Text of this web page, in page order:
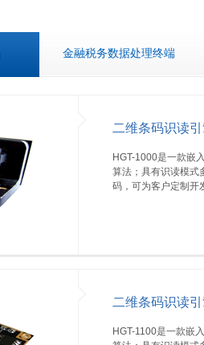
金融税务数据处理终端
二维条码识读
HGT-1000是一款嵌
算法；具有识读模式
码，可为客户定制开
二维条码识读
HGT-1100是一款嵌